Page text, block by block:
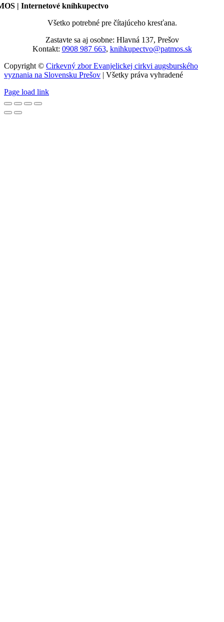
| Internetové kníhkupectvo
Všetko potrebné pre čítajúceho kresťana.
Zastavte sa aj osobne: Hlavná 137, Prešov
Kontakt: 0908 987 663, knihkupectvo@patmos.sk
Copyright © Cirkevný zbor Evanjelickej cirkvi augsburského
vyznania na Slovensku Prešov | Všetky práva vyhradené
Page load link